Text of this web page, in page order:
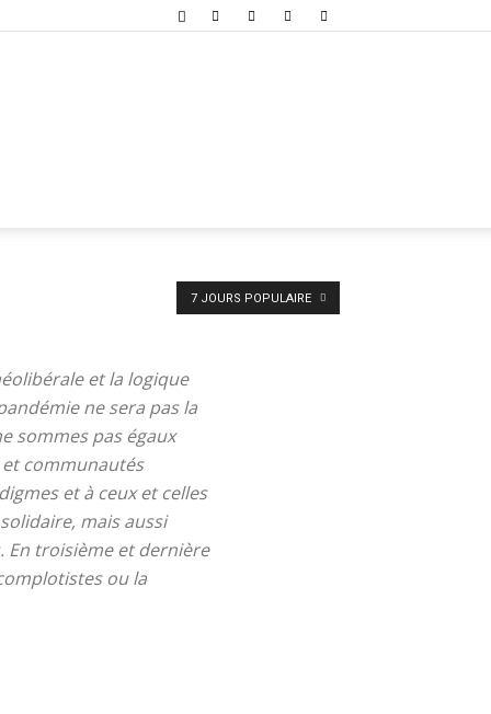
et la logique
ne sera pas la
sommes pas égaux
communautés
et à ceux et celles
mais aussi
En troisième et dernière
ou la
7 JOURS POPULAIRE